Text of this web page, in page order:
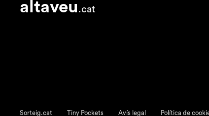
altaveu.cat
Sorteig.cat Tiny Pockets Avís legal Política de